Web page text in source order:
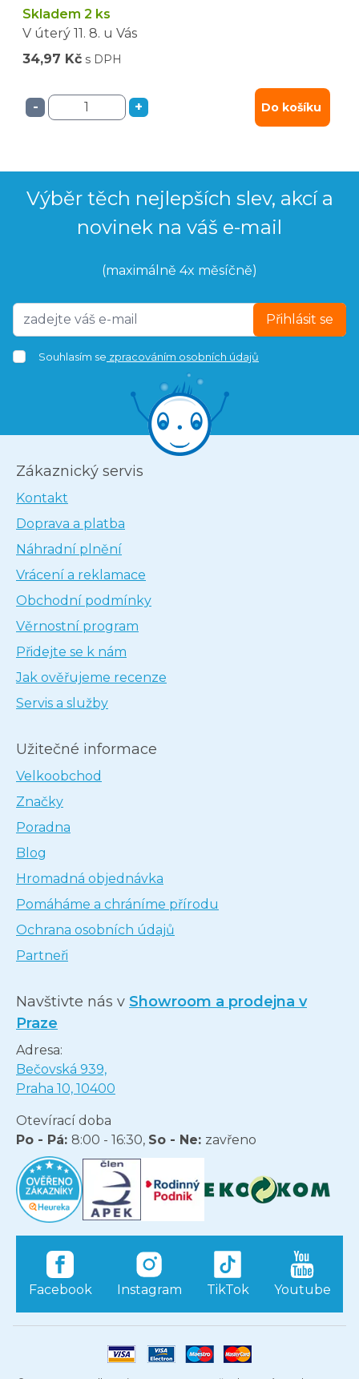
Skladem 2 ks
V úterý 11. 8. u Vás
34,97 Kč s DPH
- + Do košíku
Výběr těch nejlepších slev, akcí a
novinek na váš e-mail
(maximálně 4x měsíčně)
Přihlásit se
Souhlasím se zpracováním osobních údajů
Zákaznický servis
Kontakt
Doprava a platba
Náhradní plnění
Vrácení a reklamace
Obchodní podmínky
Věrnostní program
Přidejte se k nám
Jak ověřujeme recenze
Servis a služby
Užitečné informace
Velkoobchod
Značky
Poradna
Blog
Hromadná objednávka
Pomáháme a chráníme přírodu
Ochrana osobních údajů
Partneři
Navštivte nás v Showroom a prodejna v
Praze
Adresa:
Bečovská 939,
Praha 10, 10400
Otevírací doba
Po - Pá: 8:00 - 16:30, So - Ne: zavřeno
Facebook Instagram TikTok Youtube